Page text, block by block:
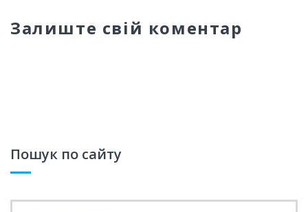
Залиште свій коментар
Пошук по сайту